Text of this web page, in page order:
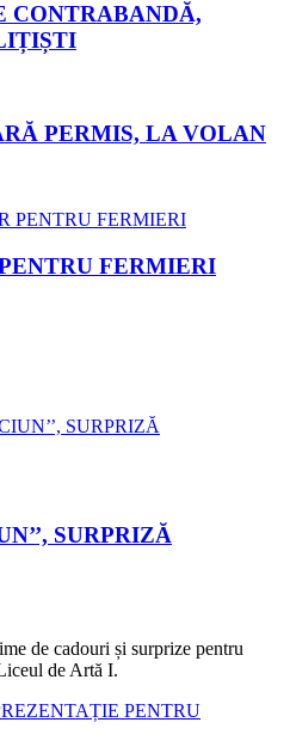
CONTRABANDĂ,
PERMIS, LA VOLAN
FERMIERI
SURPRIZĂ
de cadouri și surprize pentru
de Artă I.